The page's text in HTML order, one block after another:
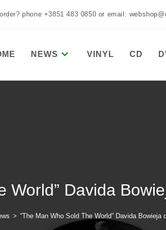
phone +3851 483 0850 or email:
NEWS VINYL CD
World” Davida
> “The Man Who Sold The World” Davida